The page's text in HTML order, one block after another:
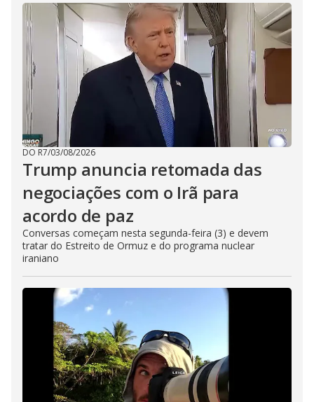
DO R7/03/08/2026
Trump anuncia retomada das
negociações com o Irã para
acordo de paz
Conversas começam nesta segunda-feira (3) e devem
tratar do Estreito de Ormuz e do programa nuclear
iraniano